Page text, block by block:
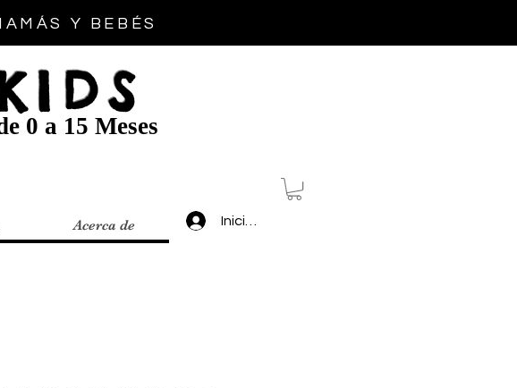
Y BEBÉS
0 a 15 Meses
Acerca de Inicia sesión